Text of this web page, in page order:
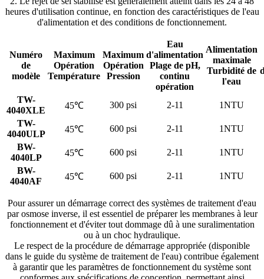
heures d'utilisation continue, en fonction des caractéristiques de l'eau
d'alimentation et des conditions de fonctionnement.
Numéro
de
modèle
Maximum
Opération
Température
Maximum
Opération
Pression
Eau
d'alimentation
Plage de pH,
continu
opération
Alimentation
maximale
Turbidité de
l'eau
TW-
4040XLE
45℃ 300 psi 2-11
1NTU
TW-
4040ULP
45℃ 600 psi 2-11
1NTU
BW-
4040LP
45℃ 600 psi 2-11
1NTU
BW-
4040AF
45℃ 600 psi 2-11 1NTU
Pour assurer un démarrage correct des systèmes de traitement d'eau
par osmose inverse, il est essentiel de préparer les membranes à leur
fonctionnement et d'éviter tout dommage dû à une suralimentation
ou à un choc hydraulique.
Le respect de la procédure de démarrage appropriée (disponible
dans le guide du système de traitement de l'eau) contribue également
à garantir que les paramètres de fonctionnement du système sont